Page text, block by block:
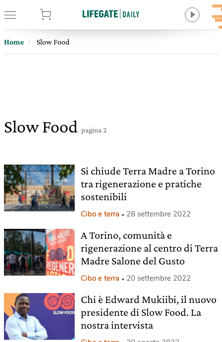
Home Slow Food
Slow Food pagina 2
Si chiude Terra Madre a Torino
tra rigenerazione e pratiche
sostenibili
Cibo e terra 28 settembre 2022
A Torino, comunità e
rigenerazione al centro di Terra
Madre Salone del Gusto
Cibo e terra 20 settembre 2022
Chi è Edward Mukiibi, il nuovo
presidente di Slow Food. La
nostra intervista